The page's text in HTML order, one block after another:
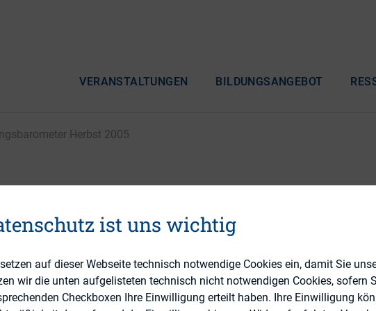
VERANSTALTUNGEN BILDUNGSANGEBOT
Herbst 2005
DIRK-Stimmungsbarometer
12. Oktober 2005
ist uns wichtig
auf dieser Webseite technisch notwendige Cookies ein, damit Sie
wir die unten aufgelisteten technisch nicht notwendigen Cookies, sofern
Checkboxen Ihre Einwilligung erteilt haben. Ihre Einwilligung